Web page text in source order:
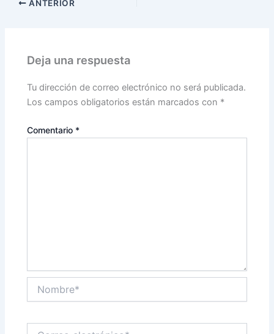
ANTERIOR
Deja una respuesta
Tu dirección de correo electrónico no será publicada.
Los campos obligatorios están marcados con *
Comentario *